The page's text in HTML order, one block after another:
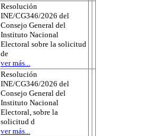
Resolución
INE/CG346/2026 del
Consejo General del
Instituto Nacional
Electoral sobre la solicitud
de
ver más...
Resolución
INE/CG346/2026 del
Consejo General del
Instituto Nacional
Electoral, sobre la
solicitud d
ver más...